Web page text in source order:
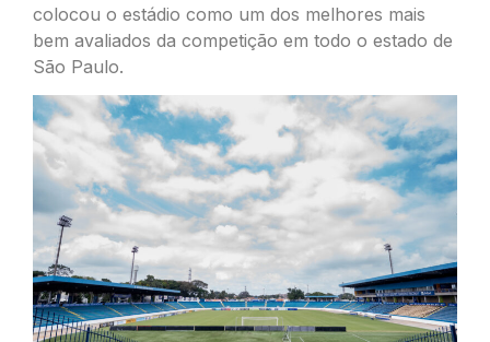
colocou o estádio como um dos melhores mais
bem avaliados da competição em todo o estado de
São Paulo.